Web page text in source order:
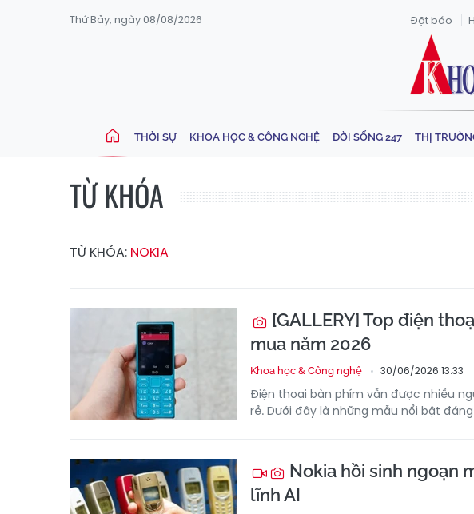
Thứ Bảy, ngày 08/08/2026 Đặt báo
THỜI SỰ KHOA HỌC & CÔNG NGHỆ ĐỜI SỐNG 247 THỊ
TỪ KHÓA
TỪ KHÓA: NOKIA
[GALLERY] Top điện
mua năm 2026
Khoa học & Công nghệ 30/06/2026 13:33
Điện thoại bàn phím vẫn được nhiều
rẻ. Dưới đây là những mẫu nổi bật
Nokia hồi sinh ngoạn
lĩnh AI